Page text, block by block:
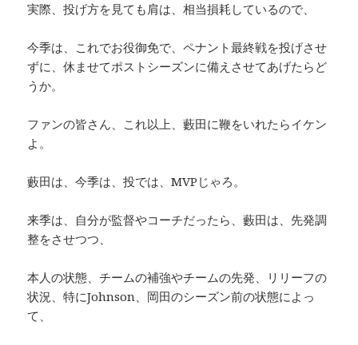
実際、投げ方を見ても肩は、相当損耗しているので、
今季は、これでお役御免で、ペナント最終戦を投げさせ
ずに、休ませてポストシーズンに備えさせてあげたらど
うか。
ファンの皆さん、これ以上、藪田に鞭をいれたらイケン
よ。
藪田は、今季は、投では、MVPじゃろ。
来季は、自分が監督やコーチだったら、藪田は、先発調
整をさせつつ、
本人の状態、チームの補強やチームの先発、リリーフの
状況、特にJohnson、岡田のシーズン前の状態によっ
て、